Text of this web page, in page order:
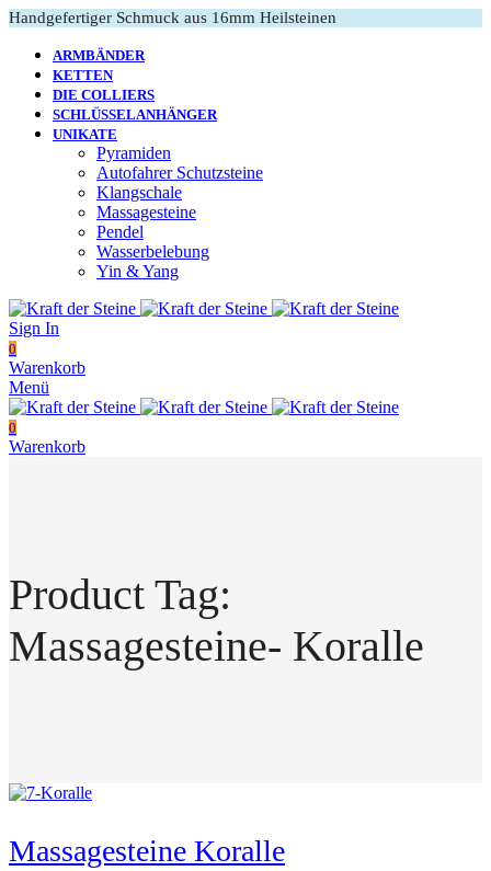
Handgefertiger Schmuck aus 16mm Heilsteinen
ARMBÄNDER
KETTEN
DIE COLLIERS
SCHLÜSSELANHÄNGER
UNIKATE
Pyramiden
Autofahrer Schutzsteine
Klangschale
Massagesteine
Pendel
Wasserbelebung
Yin & Yang
Sign In
0
Warenkorb
Menü
0
Warenkorb
Product Tag:
Massagesteine- Koralle
Massagesteine Koralle